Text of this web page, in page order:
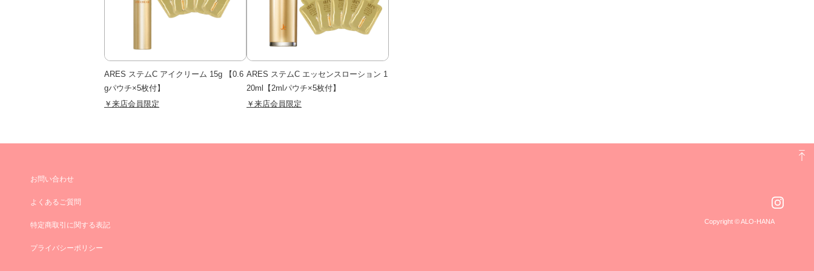
ARES ステムC アイクリーム 15g 【0.6
gパウチ×5枚付】
￥来店会員限定
ARES ステムC エッセンスローション 1
20ml【2mlパウチ×5枚付】
￥来店会員限定
お問い合わせ
よくあるご質問
特定商取引に関する表記
プライバシーポリシー
Copyright © ALO-HANA